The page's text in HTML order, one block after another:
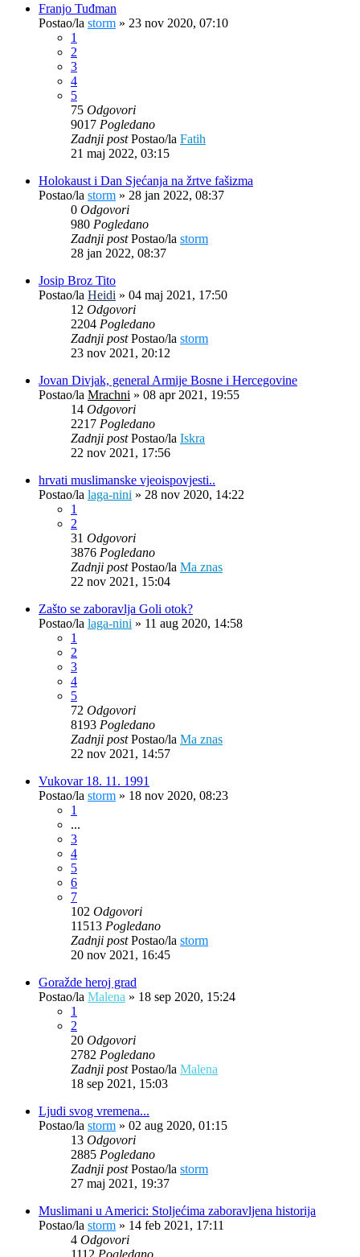
Franjo Tuđman
Postao/la storm » 23 nov 2020, 07:10
1
2
3
4
5
75 Odgovori
9017 Pogledano
Zadnji postPostao/la Fatih
21 maj 2022, 03:15
Holokaust i Dan Sjećanja na žrtve fašizma
Postao/la storm » 28 jan 2022, 08:37
0 Odgovori
980 Pogledano
Zadnji postPostao/la storm
28 jan 2022, 08:37
Josip Broz Tito
Postao/la Heidi » 04 maj 2021, 17:50
12 Odgovori
2204 Pogledano
Zadnji postPostao/la storm
23 nov 2021, 20:12
Jovan Divjak, general Armije Bosne i Hercegovine
Postao/la Mrachni » 08 apr 2021, 19:55
14 Odgovori
2217 Pogledano
Zadnji postPostao/la Iskra
22 nov 2021, 17:56
hrvati muslimanske vjeoispovjesti..
Postao/la laga-nini » 28 nov 2020, 14:22
1
2
31 Odgovori
3876 Pogledano
Zadnji postPostao/la Ma znas
22 nov 2021, 15:04
Zašto se zaboravlja Goli otok?
Postao/la laga-nini » 11 aug 2020, 14:58
1
2
3
4
5
72 Odgovori
8193 Pogledano
Zadnji postPostao/la Ma znas
22 nov 2021, 14:57
Vukovar 18. 11. 1991
Postao/la storm » 18 nov 2020, 08:23
1
...
3
4
5
6
7
102 Odgovori
11513 Pogledano
Zadnji postPostao/la storm
20 nov 2021, 16:45
Goražde heroj grad
Postao/la Malena » 18 sep 2020, 15:24
1
2
20 Odgovori
2782 Pogledano
Zadnji postPostao/la Malena
18 sep 2021, 15:03
Ljudi svog vremena...
Postao/la storm » 02 aug 2020, 01:15
13 Odgovori
2885 Pogledano
Zadnji postPostao/la storm
27 maj 2021, 19:37
Muslimani u Americi: Stoljećima zaboravljena historija
Postao/la storm » 14 feb 2021, 17:11
4 Odgovori
1112 Pogledano